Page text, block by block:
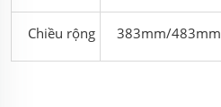
Chiều rộng 383mm/483mm